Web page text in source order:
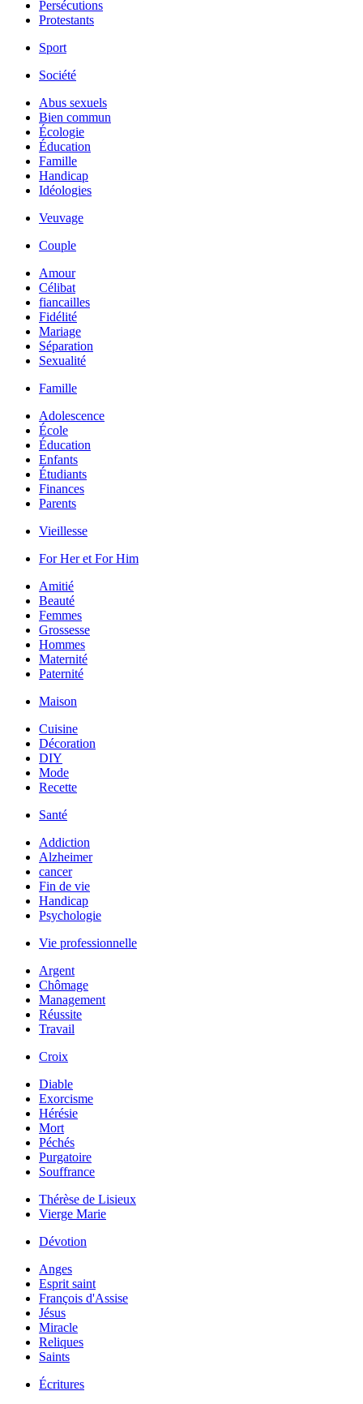
Persécutions
Protestants
Sport
Société
Abus sexuels
Bien commun
Écologie
Éducation
Famille
Handicap
Idéologies
Veuvage
Couple
Amour
Célibat
fiancailles
Fidélité
Mariage
Séparation
Sexualité
Famille
Adolescence
École
Éducation
Enfants
Étudiants
Finances
Parents
Vieillesse
For Her et For Him
Amitié
Beauté
Femmes
Grossesse
Hommes
Maternité
Paternité
Maison
Cuisine
Décoration
DIY
Mode
Recette
Santé
Addiction
Alzheimer
cancer
Fin de vie
Handicap
Psychologie
Vie professionnelle
Argent
Chômage
Management
Réussite
Travail
Croix
Diable
Exorcisme
Hérésie
Mort
Péchés
Purgatoire
Souffrance
Thérèse de Lisieux
Vierge Marie
Dévotion
Anges
Esprit saint
François d'Assise
Jésus
Miracle
Reliques
Saints
Écritures